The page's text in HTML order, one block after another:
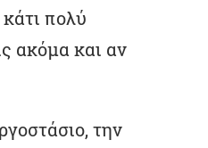
πολύ
ακόμα και αν
την